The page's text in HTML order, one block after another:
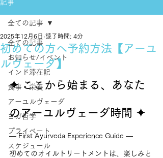
記事
全ての記事
お知らせ/イベント
インド滞在記
食事・栄養
アーユルヴェーダ
ヨガ哲学
プライベート
スケジュール
全ての記事
初めての方へ予約方法【アーユ
ルヴェーダ】
2025年12月6日 読了時間: 4分
✦ ここから始まる、あなた
のアーユルヴェーダ時間 ✦
— First Ayurveda Experience Guide —
初めてのオイルトリートメントは、楽しみと